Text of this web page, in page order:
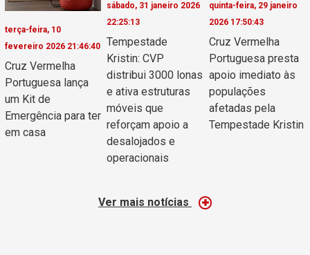
terça-feira, 10
fevereiro 2026 21:46:40
Cruz Vermelha
Portuguesa lança
um Kit de
Emergência para ter
em casa
sábado, 31 janeiro 2026
22:25:13
Tempestade
Kristin: CVP
distribui 3000 lonas
e ativa estruturas
móveis que
reforçam apoio a
desalojados e
operacionais
quinta-feira, 29 janeiro
2026 17:50:43
Cruz Vermelha
Portuguesa presta
apoio imediato às
populações
afetadas pela
Tempestade Kristin
Ver mais notícias